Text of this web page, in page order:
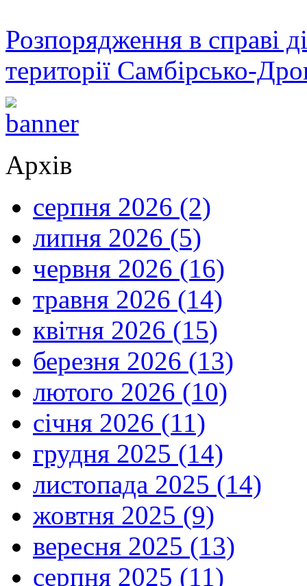
Розпорядження в справі
території Самбірсько-
Архів
серпня 2026 (2)
липня 2026 (5)
червня 2026 (16)
травня 2026 (14)
квітня 2026 (15)
березня 2026 (13)
лютого 2026 (10)
січня 2026 (11)
грудня 2025 (14)
листопада 2025 (14)
жовтня 2025 (9)
вересня 2025 (13)
серпня 2025 (11)